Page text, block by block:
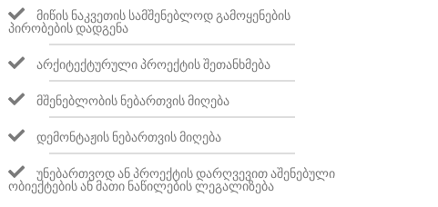
ᲛᲘᲬᲘᲡ ᲜᲐᲙᲕᲔᲗᲘᲡ ᲡᲐᲛᲨᲔᲜᲔᲑᲚᲝᲓ ᲒᲐᲛᲝᲧᲔᲜᲔᲑᲘᲡ
ᲞᲘᲠᲝᲑᲔᲑᲘᲡ ᲓᲐᲓᲒᲔᲜᲐ
ᲐᲠᲥᲘᲢᲔᲥᲢᲣᲠᲣᲚᲘ ᲞᲠᲝᲔᲥᲢᲘᲡ ᲨᲔᲗᲐᲜᲮᲛᲔᲑᲐ
ᲛᲨᲔᲜᲔᲑᲚᲝᲑᲘᲡ ᲜᲔᲑᲐᲠᲗᲕᲘᲡ ᲛᲘᲦᲔᲑᲐ
ᲓᲔᲛᲝᲜᲢᲐᲟᲘᲡ ᲜᲔᲑᲐᲠᲗᲕᲘᲡ ᲛᲘᲦᲔᲑᲐ
ᲣᲜᲔᲑᲐᲠᲗᲕᲝᲓ ᲐᲜ ᲞᲠᲝᲔᲥᲢᲘᲡ ᲓᲐᲠᲦᲕᲔᲕᲘᲗ ᲐᲨᲔᲜᲔᲑᲣᲚᲘ
ᲝᲑᲘᲔᲥᲢᲔᲑᲘᲡ ᲐᲜ ᲛᲐᲗᲘ ᲜᲐᲬᲘᲚᲔᲑᲘᲡ ᲚᲔᲒᲐᲚᲘᲖᲔᲑᲐ